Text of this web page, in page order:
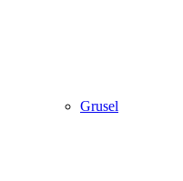
Grusel